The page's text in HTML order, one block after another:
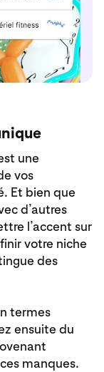
une
vos
Et bien que
d’autres
l’accent sur
votre niche
des
termes
ensuite du
manques.